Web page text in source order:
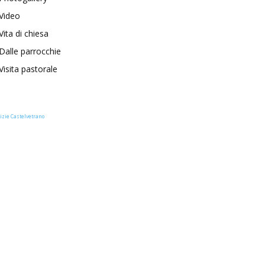
di chiesa
parrocchie
pastorale
Castelvetrano